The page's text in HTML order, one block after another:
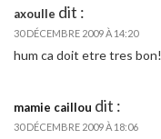
axoulle dit :
30 DÉCEMBRE 2009 À 14:20
hum ca doit etre tres bon!
mamie caillou dit :
30 DÉCEMBRE 2009 À 18:06